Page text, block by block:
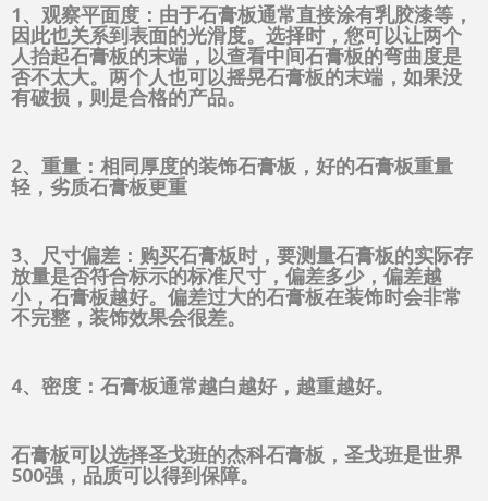
1、观察平面度：由于石膏板通常直接涂有乳胶漆等，
因此也关系到表面的光滑度。选择时，您可以让两个
人抬起石膏板的末端，以查看中间石膏板的弯曲度是
否不太大。两个人也可以摇晃石膏板的末端，如果没
有破损，则是合格的产品。
2、重量：相同厚度的装饰石膏板，好的石膏板重量
轻，劣质石膏板更重
3、尺寸偏差：购买石膏板时，要测量石膏板的实际存
放量是否符合标示的标准尺寸，偏差多少，偏差越
小，石膏板越好。偏差过大的石膏板在装饰时会非常
不完整，装饰效果会很差。
4、密度：石膏板通常越白越好，越重越好。
石膏板可以选择圣戈班的杰科石膏板，圣戈班是世界
500强，品质可以得到保障。